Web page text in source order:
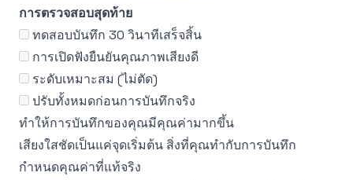
การตรวจสอบสุดท้าย
ทดสอบบันทึก 30 วินาทีเสร็จสิ้น
การเปิดฟังยืนยันคุณภาพเสียงดี
ระดับเหมาะสม (ไม่ตัด)
ปรับทั้งหมดก่อนการบันทึกจริง
ทำให้การบันทึกของคุณมีคุณค่ามากขึ้น
เสียงใสชัดเป็นแค่จุดเริ่มต้น สิ่งที่คุณทำกับการบันทึก
กำหนดคุณค่าที่แท้จริง